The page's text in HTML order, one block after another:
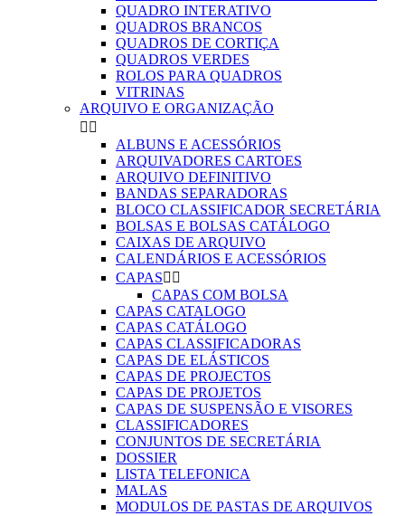
QUADRO INTERATIVO
QUADROS BRANCOS
QUADROS DE CORTIÇA
QUADROS VERDES
ROLOS PARA QUADROS
VITRINAS
ARQUIVO E ORGANIZAÇÃO
 
ALBUNS E ACESSÓRIOS
ARQUIVADORES CARTOES
ARQUIVO DEFINITIVO
BANDAS SEPARADORAS
BLOCO CLASSIFICADOR SECRETÁRIA
BOLSAS E BOLSAS CATÁLOGO
CAIXAS DE ARQUIVO
CALENDÁRIOS E ACESSÓRIOS
CAPAS 
CAPAS COM BOLSA
CAPAS CATALOGO
CAPAS CATÁLOGO
CAPAS CLASSIFICADORAS
CAPAS DE ELÁSTICOS
CAPAS DE PROJECTOS
CAPAS DE PROJETOS
CAPAS DE SUSPENSÃO E VISORES
CLASSIFICADORES
CONJUNTOS DE SECRETÁRIA
DOSSIER
LISTA TELEFONICA
MALAS
MODULOS DE PASTAS DE ARQUIVOS